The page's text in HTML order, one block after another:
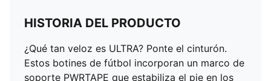
ProFoam LITE: EVA ultra ligera, diseñada para
amortiguar tu aterrizaje y propulsar todos tus pasos
El empeine está fabricado con al menos un 30 % de
materiales reciclados
HISTORIA DEL PRODUCTO
¿Qué tan veloz es ULTRA? Ponte el cinturón.
Estos botines de fútbol incorporan un marco de
soporte PWRTAPE que estabiliza el pie en los